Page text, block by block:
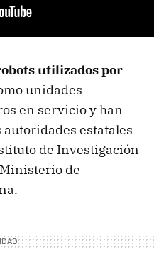
utilizados por
unidades
en servicio y han
estatales
de Investigación
de